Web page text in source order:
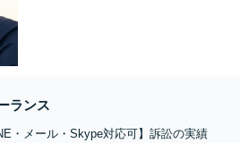
ランス
・メール・Skype対応可】訴訟の実績